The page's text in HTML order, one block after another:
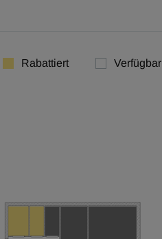
Rabattiert Verfügbar